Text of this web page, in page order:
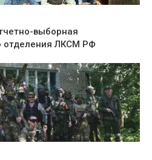
выборная
отделения ЛКСМ РФ